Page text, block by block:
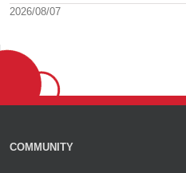
2026/08/07
COMMUNITY